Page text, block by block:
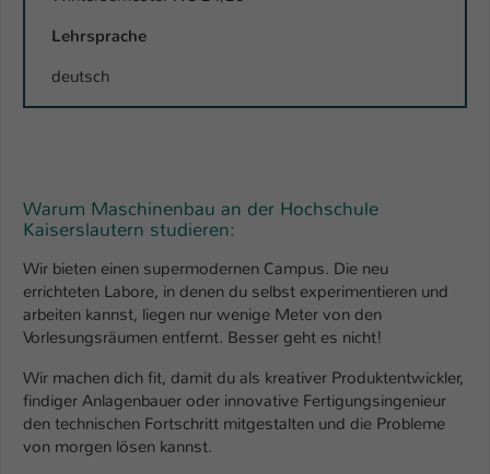
Lehrsprache
deutsch
Warum Maschinenbau an der Hochschule
Kaiserslautern studieren:
Wir bieten einen supermodernen Campus. Die neu
errichteten Labore, in denen du selbst experimentieren und
arbeiten kannst, liegen nur wenige Meter von den
Vorlesungsräumen entfernt. Besser geht es nicht!
Wir machen dich fit, damit du als kreativer Produktentwickler,
findiger Anlagenbauer oder innovative Fertigungsingenieur
den technischen Fortschritt mitgestalten und die Probleme
von morgen lösen kannst.